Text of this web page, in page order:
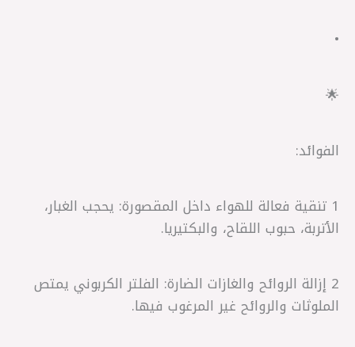
•
🌟
الفوائد:
1 تنقية فعالة للهواء داخل المقصورة: يحجب الغبار،
الأتربة، حبوب اللقاح، والبكتيريا.
2 إزالة الروائح والغازات الضارة: الفلتر الكربوني يمتص
الملوثات والروائح غير المرغوب فيها.